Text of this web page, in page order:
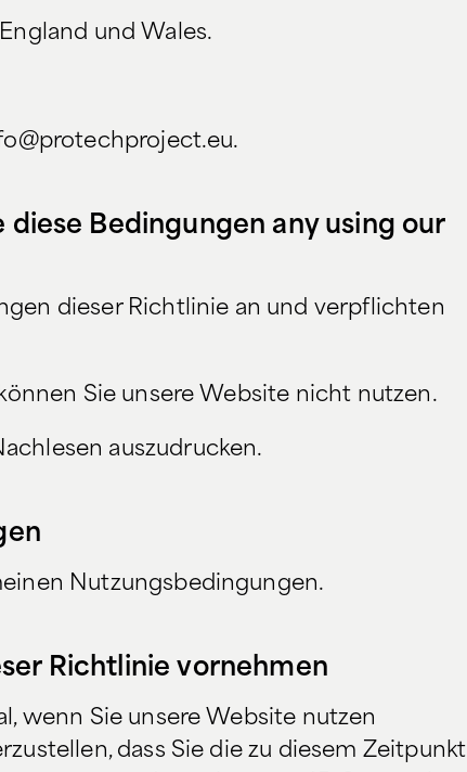
und Wales.
Bedingungen any using our
dieser Richtlinie an und verpflichten
Sie unsere Website nicht nutzen.
auszudrucken.
Nutzungsbedingungen.
Richtlinie vornehmen
wenn Sie unsere Website nutzen
dass Sie die zu diesem Zeitpunkt